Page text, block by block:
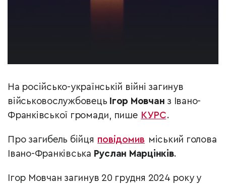
На російсько-українській війні загинув
військовослужбовець Ігор Мовчан з Івано-
Франківської громади, пише КУРС.
Про загибель бійця повідомив міський голова
Івано-Франківська Руслан Марцінків.
Ігор Мовчан загинув 20 грудня 2024 року у